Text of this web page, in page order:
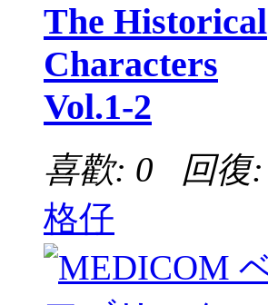
The Historical
Characters
Vol.1-2
喜歡: 0 回復:
格仔